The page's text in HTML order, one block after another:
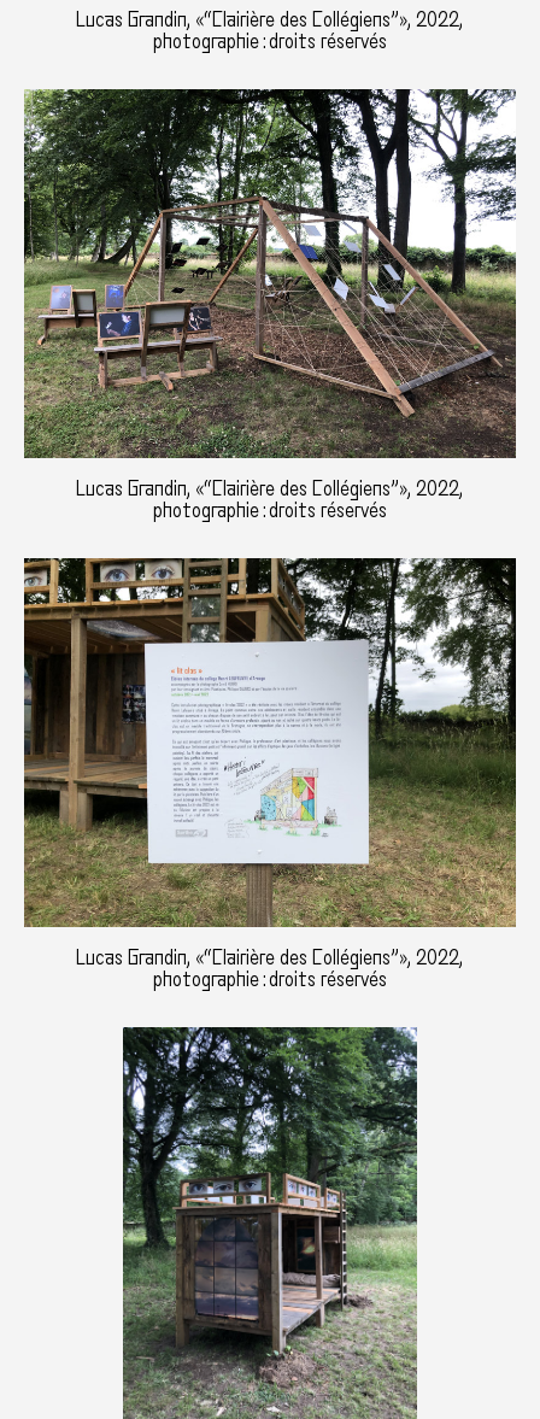
Lucas Grandin, «“Clairière des Collégiens”», 2022,
photographie : droits réservés
Lucas Grandin, «“Clairière des Collégiens”», 2022,
photographie : droits réservés
Lucas Grandin, «“Clairière des Collégiens”», 2022,
photographie : droits réservés